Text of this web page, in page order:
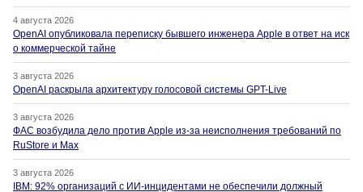
4 августа 2026
OpenAI опубликовала переписку бывшего инженера Apple в ответ на иск
о коммерческой тайне
3 августа 2026
OpenAI раскрыла архитектуру голосовой системы GPT-Live
3 августа 2026
ФАС возбудила дело против Apple из-за неисполнения требований по
RuStore и Max
3 августа 2026
IBM: 92% организаций с ИИ-инцидентами не обеспечили должный